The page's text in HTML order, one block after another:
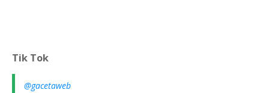
Tik Tok
@gacetaweb